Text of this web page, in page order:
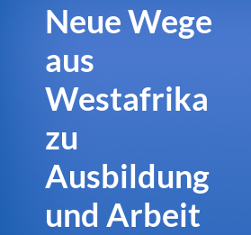
Neue Wege
aus
Westafrika
zu
Ausbildung
und Arbeit